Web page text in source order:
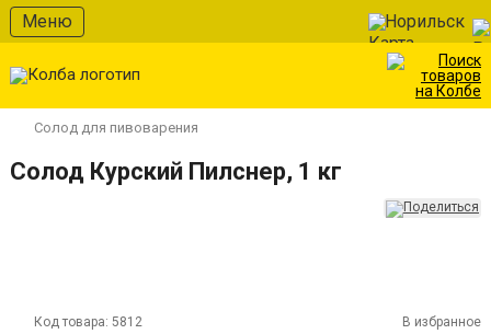
Меню Норильск
Солод для пивоварения
Солод Курский Пилснер, 1 кг
Код товара: 5812 В избранное